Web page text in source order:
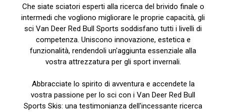
Che siate sciatori esperti alla ricerca del brivido finale o
intermedi che vogliono migliorare le proprie capacità, gli
sci Van Deer Red Bull Sports soddisfano tutti i livelli di
competenza. Uniscono innovazione, estetica e
funzionalità, rendendoli un'aggiunta essenziale alla
vostra attrezzatura per gli sport invernali.
Abbracciate lo spirito di avventura e accendete la
vostra passione per lo sci con i Van Deer Red Bull
Sports Skis: una testimonianza dell'incessante ricerca